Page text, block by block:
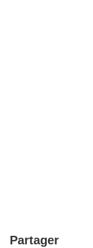
Partager